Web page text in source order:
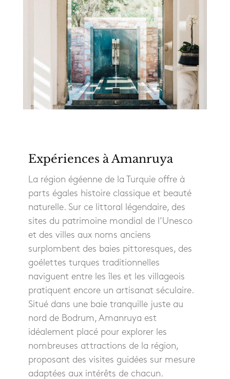
Expériences à Amanruya
La région égéenne de la Turquie offre à
parts égales histoire classique et beauté
naturelle. Sur ce littoral légendaire, des
sites du patrimoine mondial de l’Unesco
et des villes aux noms anciens
surplombent des baies pittoresques, des
goélettes turques traditionnelles
naviguent entre les îles et les villageois
pratiquent encore un artisanat séculaire.
Situé dans une baie tranquille juste au
nord de Bodrum, Amanruya est
idéalement placé pour explorer les
nombreuses attractions de la région,
proposant des visites guidées sur mesure
adaptées aux intérêts de chacun.